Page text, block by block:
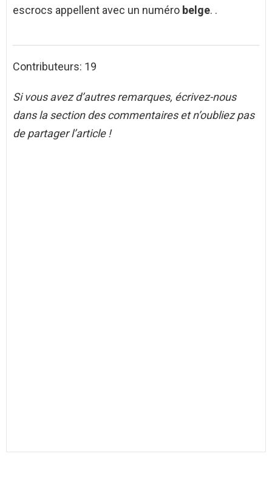
escrocs appellent avec un numéro belge. .
Contributeurs: 19
Si vous avez d’autres remarques, écrivez-nous
dans la section des commentaires et n’oubliez pas
de partager l’article !